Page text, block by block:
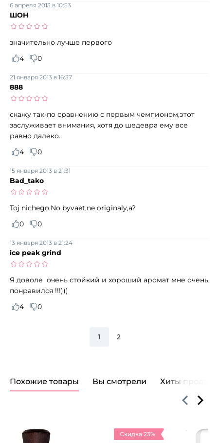
ШОН
6 апреля 2013 в 10:53
значительно лучше первого
4
0
888
21 января 2013 в 16:37
скажу так-по сравнению с первым чемпионом,этот
заслуживает внимания, хотя до шедевра ему все
равно далеко..
4
0
Bad_tako
15 января 2013 в 21:31
Toj nichego.No byvaet,ne originaly,a?
0
0
ice peak grind
13 января 2013 в 21:24
Я доволе очень стойкий и хороший аромат мне очень
понравился !!!)))
4
0
1 2
Похожие товары Вы смотрели Хиты продаж
Скидка 23%